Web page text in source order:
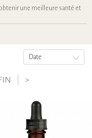
une meilleure santé et
plus particulièrement à
ainsi qu’aux différents
livres et appareils.
pouvons dire que nos
« grande dame » qui a
Date
>